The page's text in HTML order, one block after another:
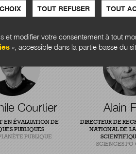
Courtier
EN ÉVALUATION DE
PUBLIQUES
PUBLIQUE
Alain
DIRECTEUR DE
NATIONAL DE
SCIENCES PO
TOUT REFUSER TOUT
et modifier votre consentement à tout
», accessible dans la partie basse du